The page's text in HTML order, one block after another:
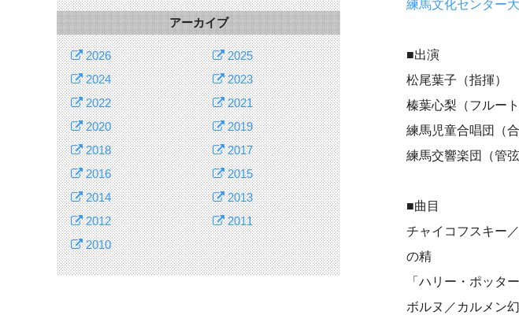
アーカイブ
2026
2025
2024
2023
2022
2021
2020
2019
2018
2017
2016
2015
2014
2013
2012
2011
2010
練馬文化センター
■出演
松尾葉子（指揮）
榛葉心梨（フルート
練馬児童合唱団（合
練馬交響楽団（管弦
■曲目
チャイコフスキー
の精
「ハリー・ポッタ
ボルヌ／カルメン